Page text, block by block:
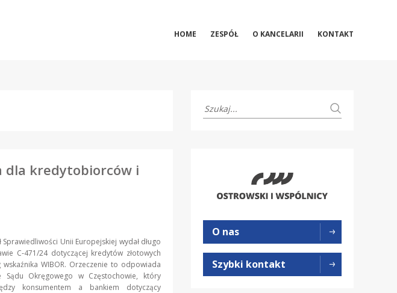
HOME ZESPÓŁ O KANCELARII KONTAKT
dla kredytobiorców i
Unii Europejskiej wydał długo
C‑471/24 dotyczącej kredytów złotowych
wskaźnika WIBOR. Orzeczenie to odpowiada
Sądu Okręgowego w Częstochowie, który
konsumentem a bankiem dotyczący
O nas
Szybki kontakt